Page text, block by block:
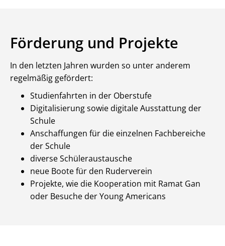
Förderung und Projekte
In den letzten Jahren wurden so unter anderem
regelmäßig gefördert:
Studienfahrten in der Oberstufe
Digitalisierung sowie digitale Ausstattung der
Schule
Anschaffungen für die einzelnen Fachbereiche
der Schule
diverse Schüleraustausche
neue Boote für den Ruderverein
Projekte, wie die Kooperation mit Ramat Gan
oder Besuche der Young Americans